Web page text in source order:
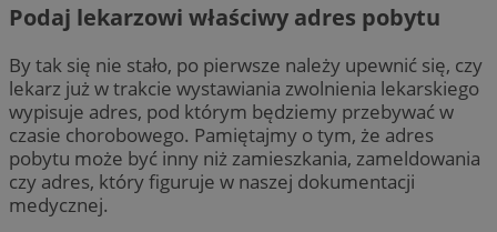
Podaj lekarzowi właściwy adres pobytu
By tak się nie stało, po pierwsze należy upewnić się, czy
lekarz już w trakcie wystawiania zwolnienia lekarskiego
wypisuje adres, pod którym będziemy przebywać w
czasie chorobowego. Pamiętajmy o tym, że adres
pobytu może być inny niż zamieszkania, zameldowania
czy adres, który figuruje w naszej dokumentacji
medycznej.